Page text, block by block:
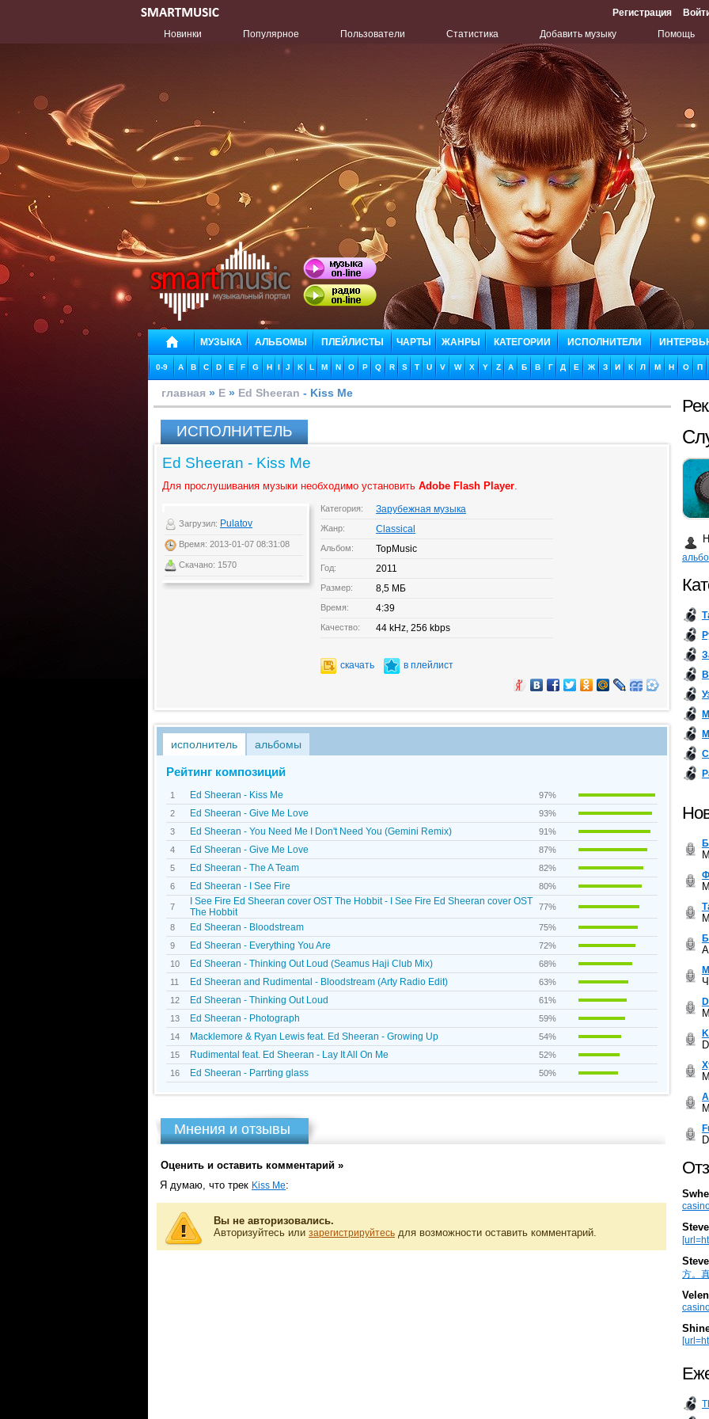
Регистрация
Новинки
Популярное Пользователи Статистика Добавить музыку Помощь
МУЗЫКА АЛЬБОМЫ ПЛЕЙЛИСТЫ ЧАРТЫ ЖАНРЫ КАТЕГОРИИ ИСПОЛНИТЕЛИ
0-9 A B C D E F G H I J K L M N O P Q R S T U V W X Y Z А Б В Г Д Е Ж З И К Л М Н О П
главная » E » Ed Sheeran - Kiss Me
ИСПОЛНИТЕЛЬ
Ed Sheeran - Kiss Me
Для прослушивания музыки необходимо установить Adobe Flash Player.
Загрузил: Pulatov
Время: 2013-01-07 08:31:08
Скачано: 1570
Категория: Зарубежная музыка
Жанр: Classical
Альбом: TopMusic
Год: 2011
Размер: 8,5 МБ
Время: 4:39
Качество: 44 kHz, 256 kbps
скачать в плейлист
исполнитель альбомы
Рейтинг композиций
1 Ed Sheeran - Kiss Me
97%
2
Ed Sheeran - Give Me Love
93%
3
Ed Sheeran - You Need Me I Don't Need You (Gemini Remix)
91%
4
Ed Sheeran - Give Me Love
87%
5
Ed Sheeran - The A Team
82%
6
Ed Sheeran - I See Fire 80%
7
I See Fire Ed Sheeran cover OST The Hobbit - I See Fire Ed Sheeran cover OST
The Hobbit
77%
8 Ed Sheeran - Bloodstream
75%
9
Ed Sheeran - Everything You Are
72%
10
Ed Sheeran - Thinking Out Loud (Seamus Haji Club Mix)
68%
11
Ed Sheeran and Rudimental - Bloodstream (Arty Radio Edit)
63%
12
Ed Sheeran - Thinking Out Loud
61%
13
Ed Sheeran - Photograph
59%
14
Macklemore & Ryan Lewis feat. Ed Sheeran - Growing Up
54%
15
Rudimental feat. Ed Sheeran - Lay It All On Me
52%
16
Ed Sheeran - Parrting glass 50%
Мнения и отзывы
Оценить и оставить комментарий »
Я думаю, что трек Kiss Me:
Вы не авторизовались.
Авторизуйтесь или зарегистрируйтесь для возможности оставить комментарий.
方。